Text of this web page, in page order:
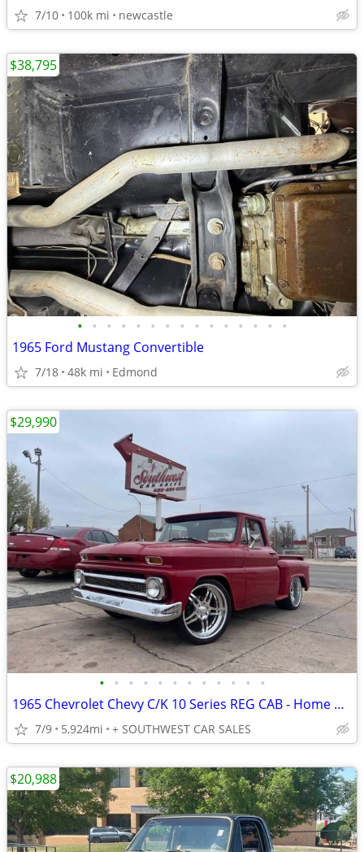
7/10 100k mi newcastle
• • • • • • • • • • • • • • •
1965 Ford Mustang Convertible
7/18 48k mi Edmond
$38,795
• • • • • • • • • • • •
1965 Chevrolet Chevy C/K 10 Series REG CAB - Home of the ZERO Down ZERO Interest
7/9 5,924mi + SOUTHWEST CAR SALES
$29,990
$20,988